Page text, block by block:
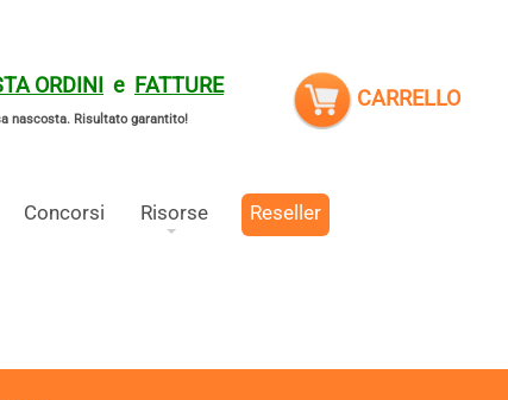
ORDINI e FATTURE
nascosta. Risultato garantito!
CARRELLO
Concorsi Risorse
Reseller